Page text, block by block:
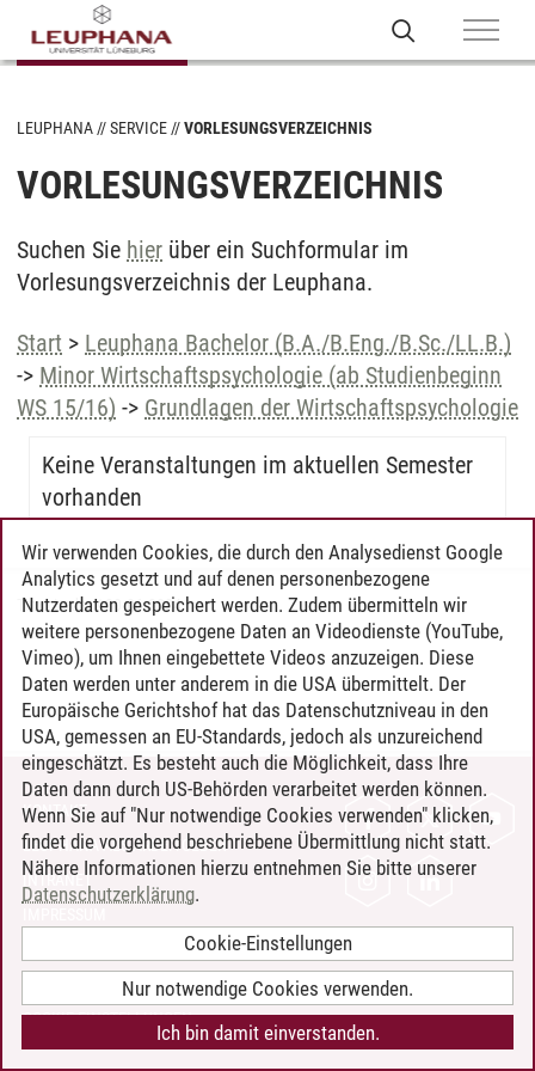
LEUPHANA SERVICE VORLESUNGSVERZEICHNIS
VORLESUNGSVERZEICHNIS
Suchen Sie hier über ein Suchformular im
Vorlesungsverzeichnis der Leuphana.
Start > Leuphana Bachelor (B.A./B.Eng./B.Sc./LL.B.)
-> Minor Wirtschaftspsychologie (ab Studienbeginn
WS 15/16) -> Grundlagen der Wirtschaftspsychologie
Keine Veranstaltungen im aktuellen Semester
vorhanden
Timo Leder/30.06.2024
KONTAKT
LEUPHANA ALS ARBEITGEBER
INTRANET
BARRIEREFREIHEIT
COOKIE-EINSTELLUNGEN
Wir verwenden Cookies, die durch den Analysedienst Google
Analytics gesetzt und auf denen personenbezogene
Nutzerdaten gespeichert werden. Zudem übermitteln wir
weitere personenbezogene Daten an Videodienste (YouTube,
Vimeo), um Ihnen eingebettete Videos anzuzeigen. Diese
Daten werden unter anderem in die USA übermittelt. Der
Europäische Gerichtshof hat das Datenschutzniveau in den
USA, gemessen an EU-Standards, jedoch als unzureichend
eingeschätzt. Es besteht auch die Möglichkeit, dass Ihre
Daten dann durch US-Behörden verarbeitet werden können.
Wenn Sie auf "Nur notwendige Cookies verwenden" klicken,
findet die vorgehend beschriebene Übermittlung nicht statt.
Nähere Informationen hierzu entnehmen Sie bitte unserer
Datenschutzerklärung.
Cookie-Einstellungen
Nur notwendige Cookies verwenden.
Ich bin damit einverstanden.